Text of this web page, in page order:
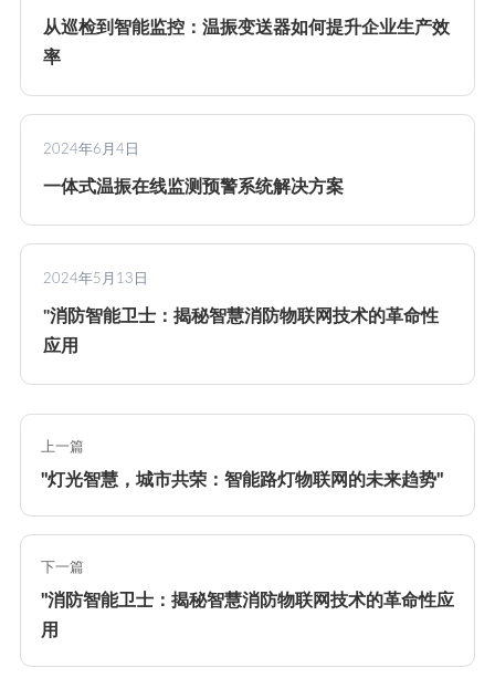
从巡检到智能监控：温振变送器如何提升企业生产效
率
2024年6月4日
一体式温振在线监测预警系统解决方案
2024年5月13日
"消防智能卫士：揭秘智慧消防物联网技术的革命性
应用
上一篇
"灯光智慧，城市共荣：智能路灯物联网的未来趋势"
下一篇
"消防智能卫士：揭秘智慧消防物联网技术的革命性应
用